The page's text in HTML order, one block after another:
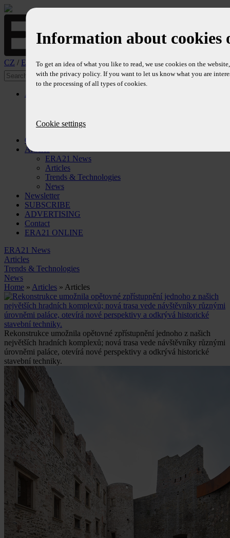
CZ / EN
Editorial Board
References
Contents
Articles
ERA21 News
Articles
Trends & Technologies
News
Newsletter
SUBSCRIBE
ADVERTISING
Contact
ERA21 ONLINE
ERA21 News
Articles
Trends & Technologies
News
Home » Articles » Articles
Rekonstrukce umožnila opětovné zpřístupnění jednoho z našich
největších hradních komplexů; nová trasa vede návštěvníky různými
úrovněmi paláce, otevírá nové perspektivy a odkrývá historické
stavební techniky.
Information about cookies
To get an idea of what you like to read, we use cookies on the
with the privacy policy. If you want to let us know what you are
to the processing of all types of cookies.
Cookie settings